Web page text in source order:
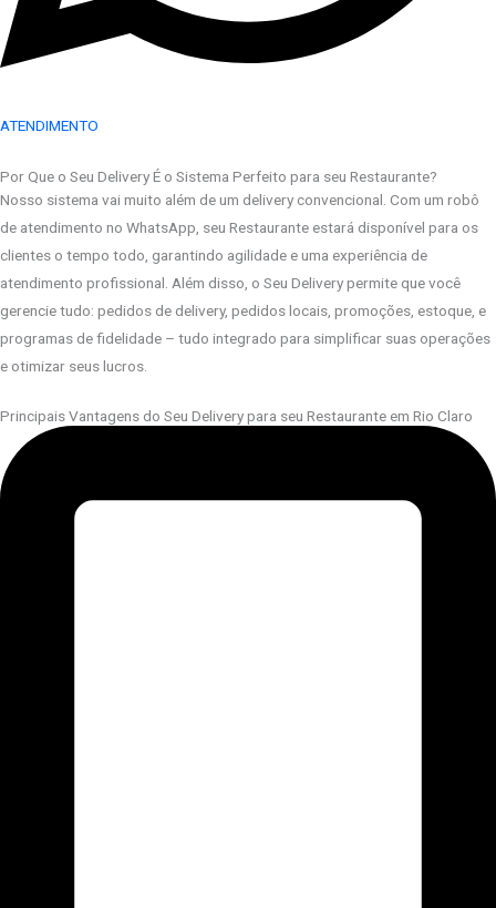
ATENDIMENTO
Por Que o Seu Delivery É o Sistema Perfeito para seu Restaurante?
Nosso sistema vai muito além de um delivery convencional. Com um robô
de atendimento no WhatsApp, seu Restaurante estará disponível para os
clientes o tempo todo, garantindo agilidade e uma experiência de
atendimento profissional. Além disso, o Seu Delivery permite que você
gerencie tudo: pedidos de delivery, pedidos locais, promoções, estoque, e
programas de fidelidade – tudo integrado para simplificar suas operações
e otimizar seus lucros.
Principais Vantagens do Seu Delivery para seu Restaurante em Rio Claro